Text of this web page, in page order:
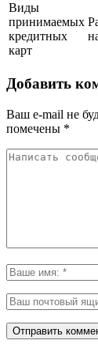
Виды
принимаемых
кредитных
карт
Добавить
Ваш e-mail не
помечены *